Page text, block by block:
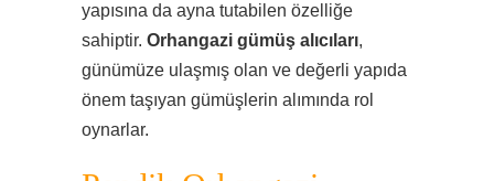
yapısına da ayna tutabilen özelliğe
sahiptir. Orhangazi gümüş alıcıları,
günümüze ulaşmış olan ve değerli yapıda
önem taşıyan gümüşlerin alımında rol
oynarlar.